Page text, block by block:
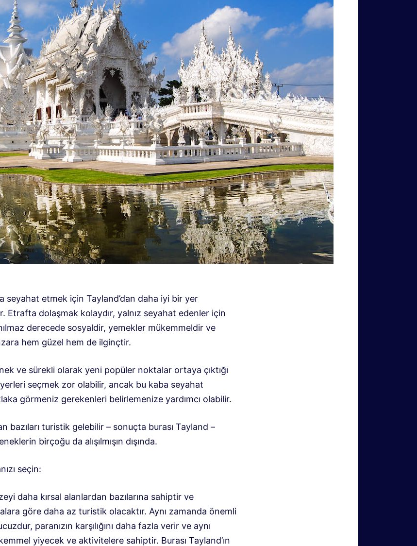
seyahat etmek için Tayland’dan daha iyi bir yer
Etrafta dolaşmak kolaydır, yalnız seyahat edenler için
derecede sosyaldir, yemekler mükemmeldir ve
hem güzel hem de ilginçtir.
ve sürekli olarak yeni popüler noktalar ortaya çıktığı
seçmek zor olabilir, ancak bu kaba seyahat
görmeniz gerekenleri belirlemenize yardımcı olabilir.
bazıları turistik gelebilir – sonuçta burası Tayland –
birçoğu da alışılmışın dışında.
seçin:
daha kırsal alanlardan bazılarına sahiptir ve
göre daha az turistik olacaktır. Aynı zamanda önemli
paranızın karşılığını daha fazla verir ve aynı
yiyecek ve aktivitelere sahiptir. Burası Tayland’ın